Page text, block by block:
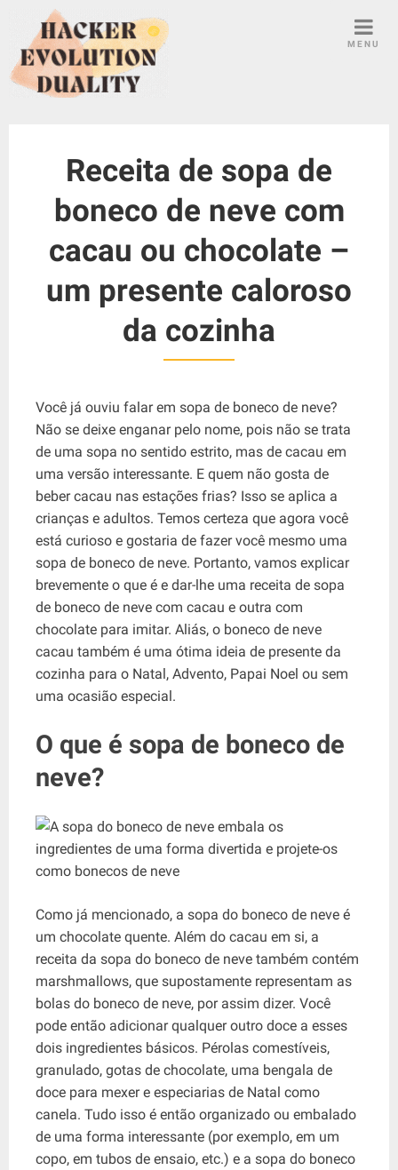
MENU
Receita de sopa de
boneco de neve com
cacau ou chocolate –
um presente caloroso
da cozinha
Você já ouviu falar em sopa de boneco de neve?
Não se deixe enganar pelo nome, pois não se trata
de uma sopa no sentido estrito, mas de cacau em
uma versão interessante. E quem não gosta de
beber cacau nas estações frias? Isso se aplica a
crianças e adultos. Temos certeza que agora você
está curioso e gostaria de fazer você mesmo uma
sopa de boneco de neve. Portanto, vamos explicar
brevemente o que é e dar-lhe uma receita de sopa
de boneco de neve com cacau e outra com
chocolate para imitar. Aliás, o boneco de neve
cacau também é uma ótima ideia de presente da
cozinha para o Natal, Advento, Papai Noel ou sem
uma ocasião especial.
O que é sopa de boneco de
neve?
Como já mencionado, a sopa do boneco de neve é ​​
um chocolate quente. Além do cacau em si, a
receita da sopa do boneco de neve também contém
marshmallows, que supostamente representam as
bolas do boneco de neve, por assim dizer. Você
pode então adicionar qualquer outro doce a esses
dois ingredientes básicos. Pérolas comestíveis,
granulado, gotas de chocolate, uma bengala de
doce para mexer e especiarias de Natal como
canela. Tudo isso é então organizado ou embalado
de uma forma interessante (por exemplo, em um
copo, em tubos de ensaio, etc.) e a sopa do boneco